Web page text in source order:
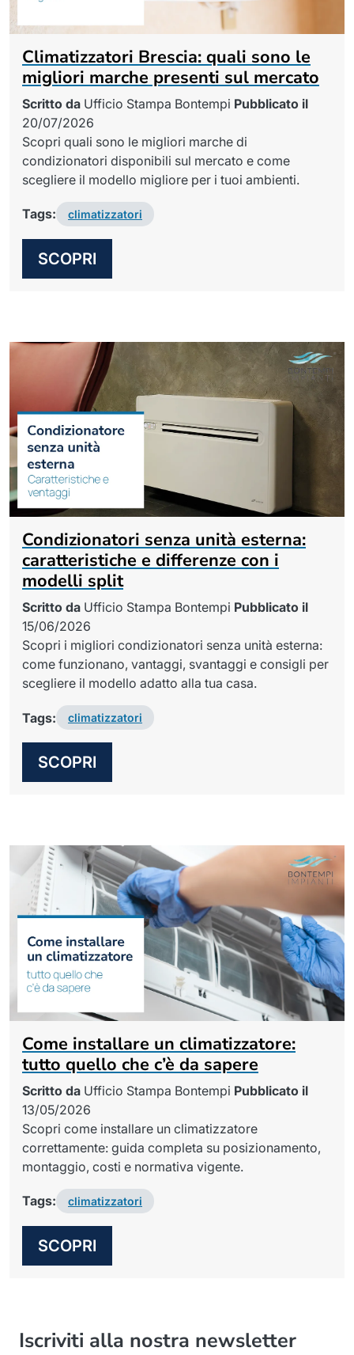
Climatizzatori Brescia: quali sono le
migliori marche presenti sul mercato
Scritto da Ufficio Stampa Bontempi Pubblicato il
20/07/2026
Scopri quali sono le migliori marche di
condizionatori disponibili sul mercato e come
scegliere il modello migliore per i tuoi ambienti.
Tags: climatizzatori
SCOPRI
Condizionatori senza unità esterna:
caratteristiche e differenze con i
modelli split
Scritto da Ufficio Stampa Bontempi Pubblicato il
15/06/2026
Scopri i migliori condizionatori senza unità esterna:
come funzionano, vantaggi, svantaggi e consigli per
scegliere il modello adatto alla tua casa.
Tags: climatizzatori
SCOPRI
Come installare un climatizzatore:
tutto quello che c’è da sapere
Scritto da Ufficio Stampa Bontempi Pubblicato il
13/05/2026
Scopri come installare un climatizzatore
correttamente: guida completa su posizionamento,
montaggio, costi e normativa vigente.
Tags: climatizzatori
SCOPRI
Iscriviti alla nostra newsletter